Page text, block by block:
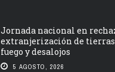
Jornada nacional en
extranjerización de
fuego y desalojos
5 AGOSTO, 2026